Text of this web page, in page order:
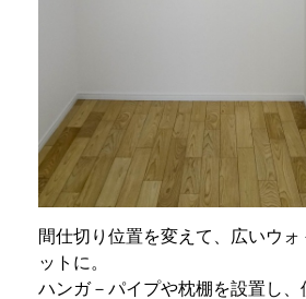
間仕切り位置を変えて、広いウ
ットに。
ハンガ－パイプや枕棚を設置し、